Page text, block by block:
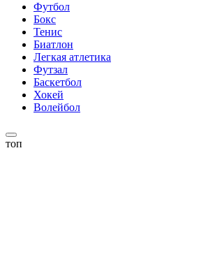
Футбол
Бокс
Тенис
Биатлон
Легкая атлетика
Футзал
Баскетбол
Хокей
Волейбол
топ